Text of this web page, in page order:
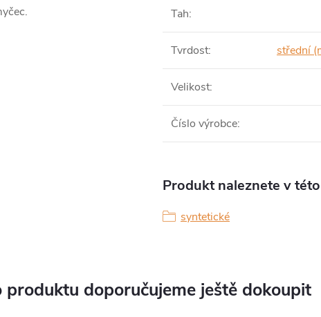
Tah:
Tvrdost: střední
Velikost:
Číslo výrobce:
Produkt naleznete v
syntetické
produktu doporučujeme ještě dokoupit